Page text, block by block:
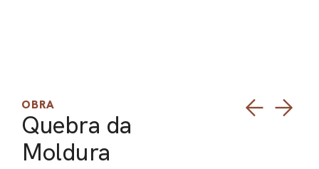
OBRA
Quebra da
Moldura